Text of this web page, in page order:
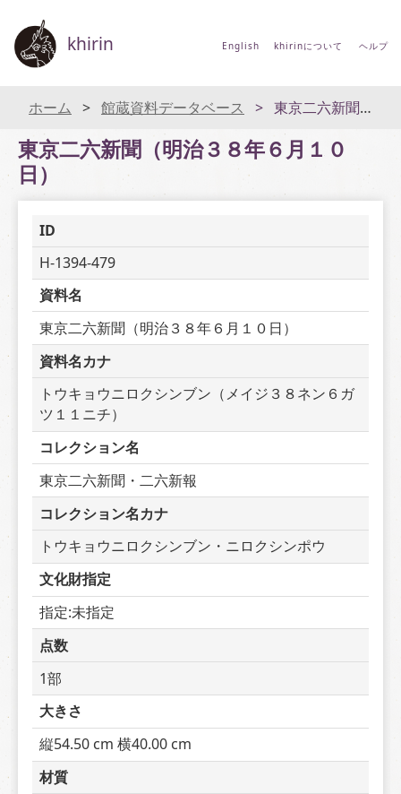
khirin English khirinについて ヘルプ
ホーム 館蔵資料データベース 東京二六新聞（明治３８年６月１０日）
東京二六新聞（明治３８年６月１０
日）
ID
H-1394-479
資料名
東京二六新聞（明治３８年６月１０日）
資料名カナ
トウキョウニロクシンブン（メイジ３８ネン６ガ
ツ１１ニチ）
コレクション名
東京二六新聞・二六新報
コレクション名カナ
トウキョウニロクシンブン・ニロクシンポウ
文化財指定
指定:未指定
点数
1部
大きさ
縦54.50 cm 横40.00 cm
材質